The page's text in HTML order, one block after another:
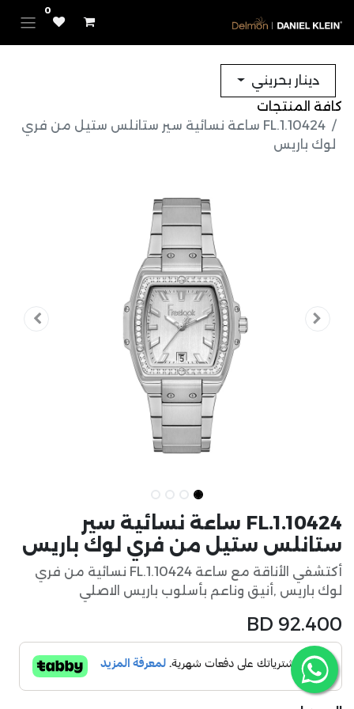
0
دينار بحريني
كافة المنتجات
FL.1.10424 ساعة نسائية سير ستانلس ستيل من فري
لوك باريس
FL.1.10424 ساعة نسائية سير
ستانلس ستيل من فري لوك باريس
أكتشفي الأناقة مع ساعة FL.1.10424 نسائية من فري
لوك باريس ,أنيق وناعم بأسلوب باريس الاصلي
92.400